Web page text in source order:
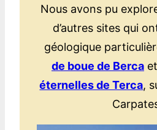
Nous avons pu
d’autres sites qui
géologique
de boue de Berca
éternelles de Terca,